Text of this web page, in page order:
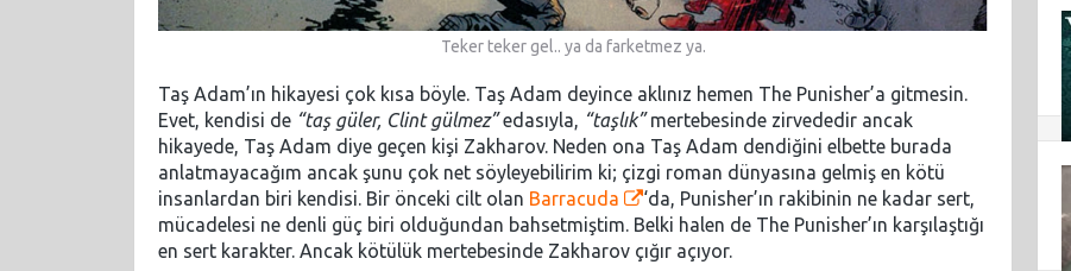
Teker teker gel.. ya da farketmez ya.
Taş Adam’ın hikayesi çok kısa böyle. Taş Adam deyince aklınız hemen The Punisher’a gitmesin.
Evet, kendisi de “taş güler, Clint gülmez”edasıyla, “taşlık”mertebesinde zirvededir ancak
hikayede, Taş Adam diye geçen kişi Zakharov. Neden ona Taş Adam dendiğini elbette burada
anlatmayacağım ancak şunu çok net söyleyebilirim ki; çizgi roman dünyasına gelmiş en kötü
insanlardan biri kendisi. Bir önceki cilt olan Barracuda
‘da, Punisher’ın rakibinin ne kadar sert,
mücadelesi ne denli güç biri olduğundan bahsetmiştim. Belki halen de The Punisher’ın karşılaştığı
en sert karakter. Ancak kötülük mertebesinde Zakharov çığır açıyor.